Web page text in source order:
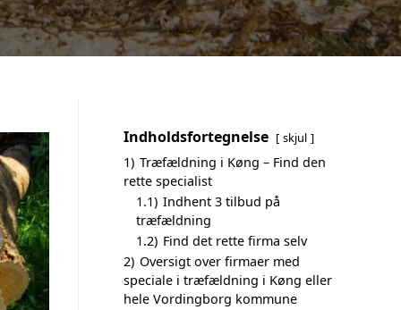
Indholdsfortegnelse skjul
1) Træfældning i Køng – Find den
rette specialist
1.1) Indhent 3 tilbud på
træfældning
1.2) Find det rette firma selv
2) Oversigt over firmaer med
speciale i træfældning i Køng eller
hele Vordingborg kommune